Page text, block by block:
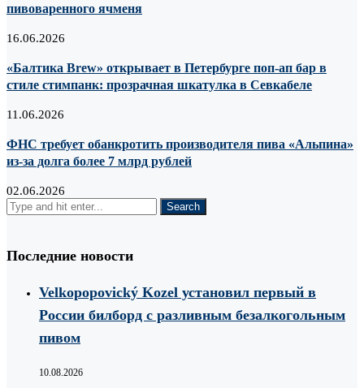
пивоваренного ячменя
16.06.2026
«Балтика Brew» открывает в Петербурге поп-ап бар в
стиле стимпанк: прозрачная шкатулка в Севкабеле
11.06.2026
ФНС требует обанкротить производителя пива «Альпина»
из-за долга более 7 млрд рублей
02.06.2026
Последние новости
Velkopopovický Kozel установил первый в
России билборд с разливным безалкогольным
пивом
10.08.2026